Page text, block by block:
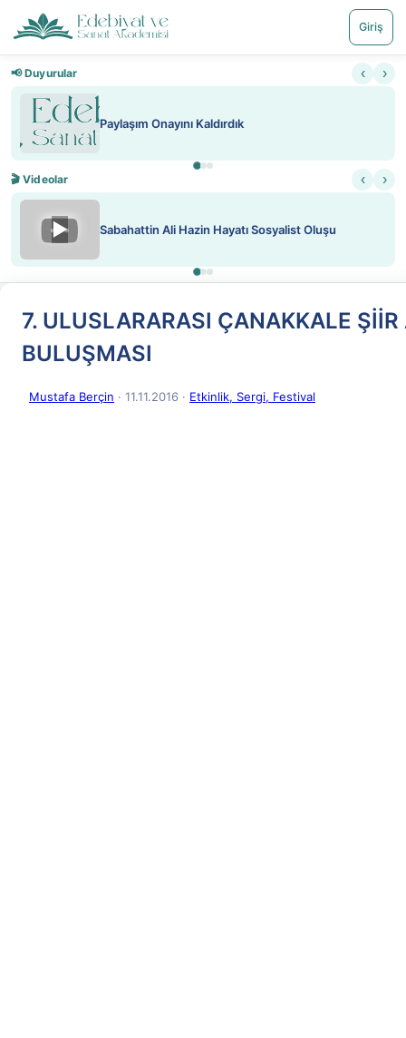
Giriş
📢 Duyurular ‹ ›
Nadir içeriklere kısıtlama ve kredi sistemi getirildi
🎬 Videolar ‹ ›
▶ ATEŞ YAKMAK KONU ÖZET J. LONDON
7. ULUSLARARASI ÇANAKKALE
BULUŞMASI
Mustafa Berçin · 11.11.2016 · Etkinlik, Sergi, Festival